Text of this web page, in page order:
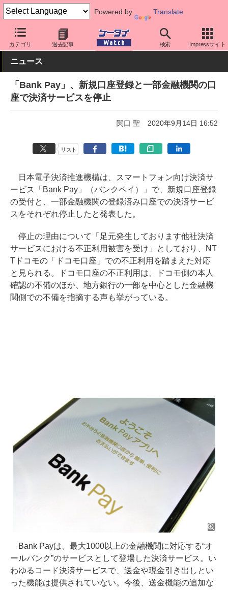
Powered by Translate
カテゴリ 過去記事 検索 Impressサイト
ケータイ Watch アプリ・サービス 決済/金融
ニュース
「Bank Pay」、新規口座登録と一部金融機関の口
座で決済サービスを停止
関口 聖 2020年9月14日 16:52
リスト
日本電子決済推進機構は、スマートフォン向け決済サ
ービス「Bank Pay」（バンクペイ）」で、新規口座登録
の受付と、一部金融機関の登録済み口座での決済サービ
スをそれぞれ停止したと発表した。
停止の理由について「足元発生しております他社決済
サービスにおける不正利用被害を受け」としており、NT
Tドコモの「ドコモ口座」での不正利用を踏まえた対応
と見られる。ドコモ口座の不正利用は、ドコモ側の本人
確認の不備のほか、地方銀行の一部を中心とした金融機
関側での不備を指摘する声も挙がっている。
Bank Payは、最大1000以上の金融機関に対応する“オ
ールバンク”のサービスとして登場した決済サービス。い
わゆるコード決済サービスで、送金や現金引き出しとい
った機能は提供されていない。今後、送金機能の追加な